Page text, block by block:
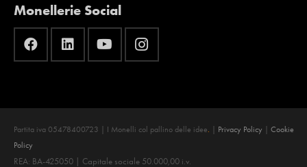
Monellerie Social
Partita iva 05478400723 | I Monelli col pallino delle idee | Privacy Policy | Cookie
Policy
REA: BA-425050 | Capitale sociale 50.000,00 i.v.